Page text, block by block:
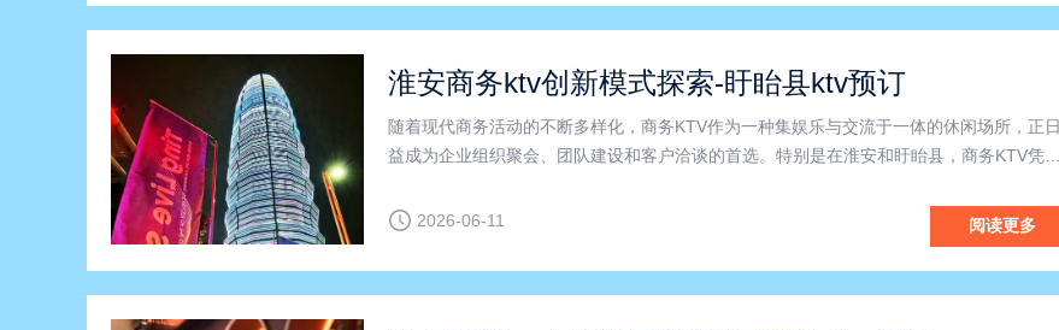
淮安商务ktv创新模式探索-盱眙县ktv预订
随着现代商务活动的不断多样化，商务KTV作为一种集娱乐与交流于一体的休闲场所，正日
益成为企业组织聚会、团队建设和客户洽谈的首选。特别是在淮安和盱眙县，商务KTV凭借
显著的优势。首先，这些场所普遍注重环境的舒适与私密，包间设计巧妙，隔音效果
2026-06-11 阅读更多